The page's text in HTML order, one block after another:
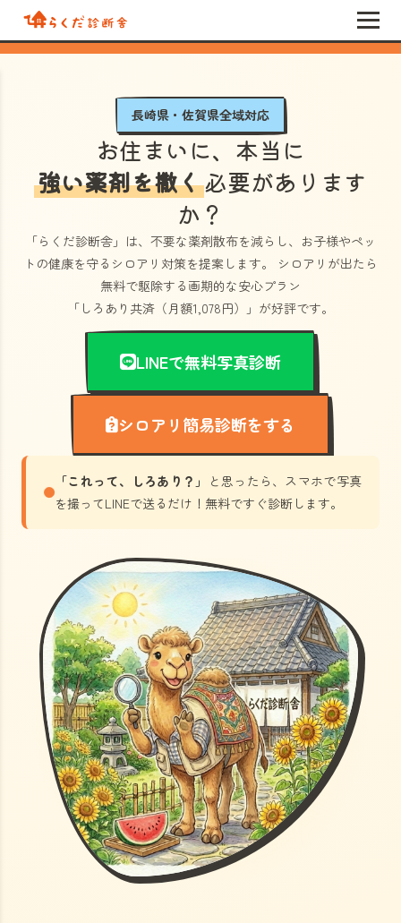
長崎県・佐賀県全域対応
お住まいに、本当に
強い薬剤を撒く必要があります
か？
「らくだ診断舎」 は、不要な薬剤散布を減らし、お子様やペッ
トの健康を守るシロアリ対策を提案します。 シロアリが出たら
無料で駆除する画期的な安心プラン
「しろあり共済（月額1,078円）」 が好評です。
LINEで無料写真診断
シロアリ簡易診断をする
「これって、しろあり？」
と思ったら、スマホで写真
を撮ってLINEで送るだけ！無料ですぐ診断します。